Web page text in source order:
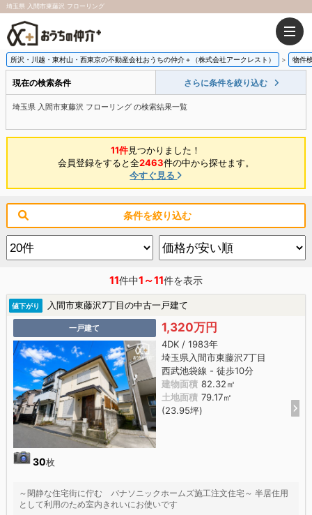
埼玉県 入間市東藤沢 フローリング
所沢・川越・東村山・西東京の不動産会社おうちの仲介＋（株式会社アークレスト） 物件
現在の検索条件 さらに条件を絞り込む
埼玉県 入間市東藤沢 フローリング の検索結果一覧
11件見つかりました！
会員登録をすると全2463件の中から探せます。
今すぐ見る
条件を絞り込む
11件中1～11件を表示
値下がり 入間市東藤沢7丁目の中古一戸建て
一戸建て
30枚
1,320万円
4DK / 1983年
埼玉県入間市東藤沢7丁目
西武池袋線 - 徒歩10分
建物面積 82.32㎡
土地面積 79.17㎡
(23.95坪)
～閑静な住宅街に佇む パナソニックホームズ施工注文住宅～ 半居住用
として利用のため室内きれいにお使いです